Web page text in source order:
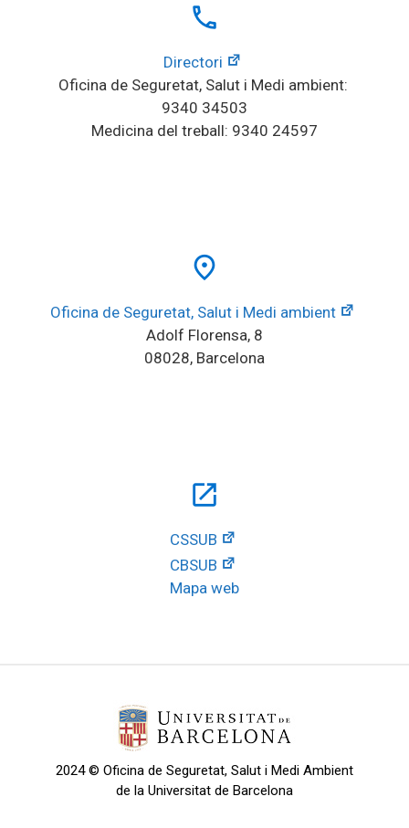
local_phone
Directori
Oficina de Seguretat, Salut i Medi ambient:
9340 34503
Medicina del treball: 9340 24597
place
Oficina de Seguretat, Salut i Medi ambient
Adolf Florensa, 8
08028, Barcelona
open_in_new
CSSUB
CBSUB
Mapa web
2024 © Oficina de Seguretat, Salut i Medi Ambient
de la Universitat de Barcelona